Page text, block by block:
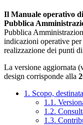
Il Manuale operativo
Pubblica
Pubblica
indicazioni operative
realizzazione dei punti
La versione aggiornata
design corrisponde alla
1. Scopo,
1.1.
1.2.
1.3.